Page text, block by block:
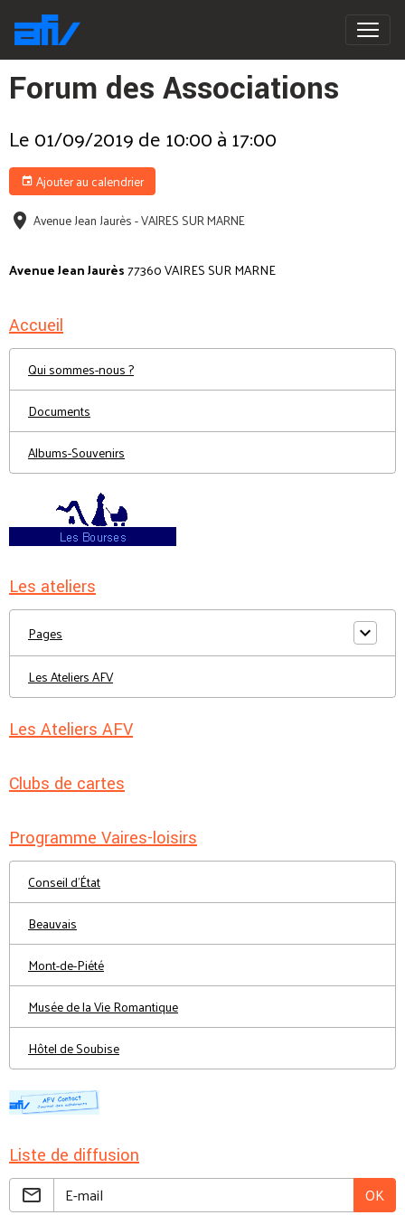
Forum des Associations
Le 01/09/2019de 10:00à 17:00
Ajouter au calendrier
Avenue Jean Jaurès - VAIRES SUR MARNE
Avenue Jean Jaurès77360 VAIRES SUR MARNE
Accueil
Qui sommes-nous ?
Documents
Albums-Souvenirs
Les ateliers
Pages
Les Ateliers AFV
Les Ateliers AFV
Clubs de cartes
Programme Vaires-loisirs
Conseil d'État
Beauvais
Mont-de-Piété
Musée de la Vie Romantique
Hôtel de Soubise
Liste de diffusion
OK